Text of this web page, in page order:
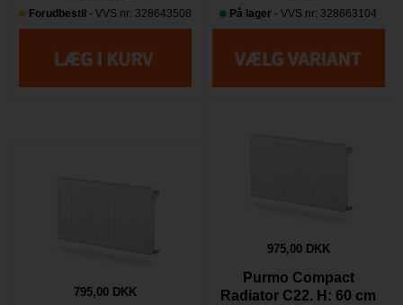
Forudbestil - VVS nr: 328643508
På lager - VVS nr: 328663104
795,00 DKK
975,00 DKK
Purmo Compact
Radiator C22. H: 60 cm